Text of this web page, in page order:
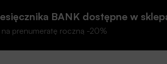
BANK dostępne w
na prenumeratę roczną -20%